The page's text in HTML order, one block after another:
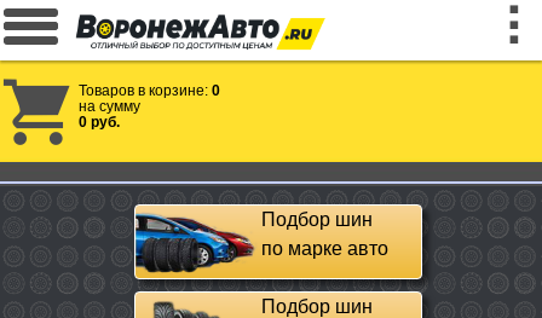
Товаров в корзине: 0
на сумму
0 руб.
Подбор шин
по марке авто
Подбор шин